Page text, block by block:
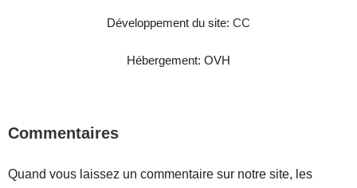
Développement du site: CC
Hébergement: OVH
Commentaires
Quand vous laissez un commentaire sur notre site, les